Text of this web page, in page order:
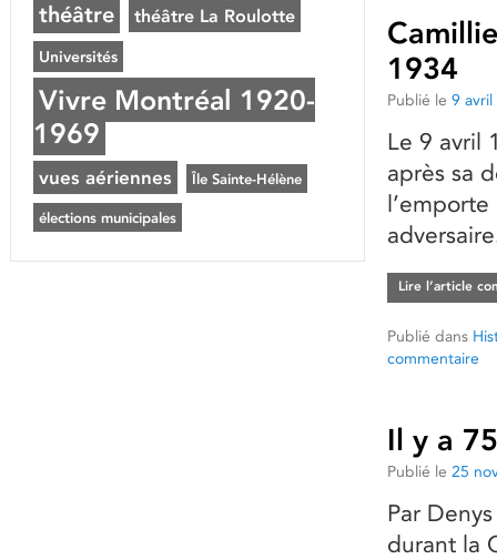
1934
Publié le 9
Le 9 avril
après sa
Lire l’article
Publié dans
commentaire
Il y a
Publié le 25
Par
durant la
théâtre théâtre La Roulotte
Universités
Vivre Montréal 1920-
1969
vues aériennes Île Sainte-Hélène
élections municipales